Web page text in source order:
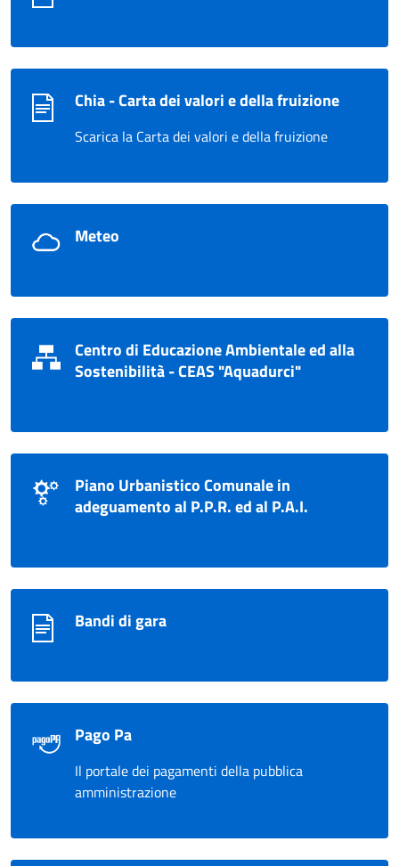
Chia - Carta dei valori e della fruizione
Scarica la Carta dei valori e della fruizione
Meteo
Centro di Educazione Ambientale ed alla
Sostenibilità - CEAS "Aquadurci"
Piano Urbanistico Comunale in
adeguamento al P.P.R. ed al P.A.I.
Bandi di gara
Pago Pa
Il portale dei pagamenti della pubblica
amministrazione